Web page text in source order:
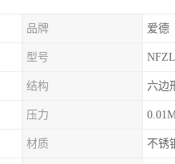
品牌 爱德
型号 NFZL
结构 六边
压力
材质 不锈